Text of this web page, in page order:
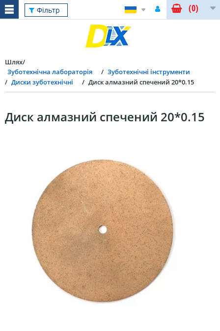
Фільтр (0)
Шлях
Зуботехнічна лабораторія
Зуботехнічні інструменти
Диски зуботехнічні
Диск алмазний спечений 20*0.15
Диск алмазний спечений 20*0.15